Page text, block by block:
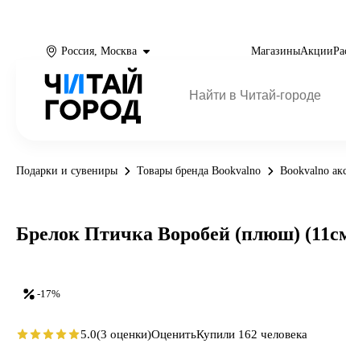
Россия, Москва МагазиныАкции
Подарки и сувениры Товары бренда Bookvalno Bookvalno
-17%
Брелок Птичка Воробей (плюш)
5.0(3 оценки)ОценитьКупили 162 человека